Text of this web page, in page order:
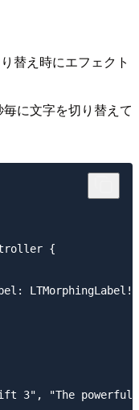
替え時にエフェクト
に文字を切り替えて
{
LTMorphingLabel!
3", "The